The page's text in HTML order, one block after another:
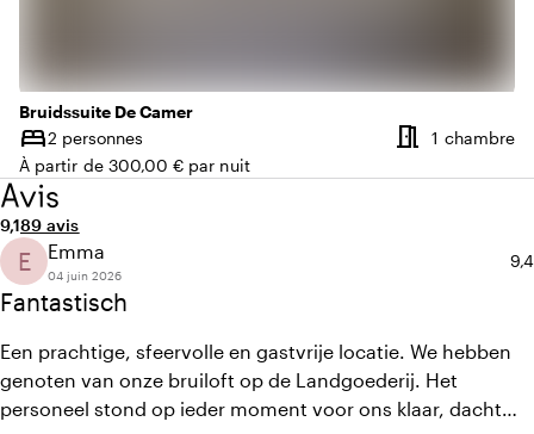
Bruidssuite De Camer
bed
Capacité
2 personnes meeting_room
1 chambre
À partir de 300,00 € par nuit
Avis
Note moyenne de 9,1 sur 10
9,1Nombre d'avis : 89
89 avis
Fantastisch
E Emma
04 juin 2026
9,4
Een prachtige, sfeervolle en gastvrije locatie. We hebben
genoten van onze bruiloft op de Landgoederij. Het
personeel stond op ieder moment voor ons klaar, dacht